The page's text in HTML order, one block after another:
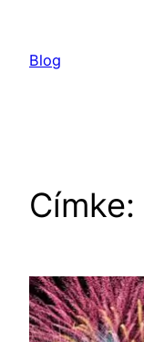
tartalomhoz
Blog
Címke: